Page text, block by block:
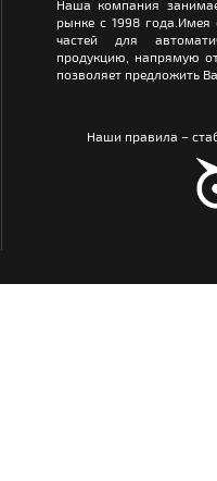
Наша компания
рынке с 1998
частей для
продукцию, напрямую
позволяет предложить
Наши правила –